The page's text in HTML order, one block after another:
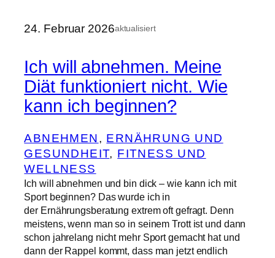
24. Februar 2026aktualisiert
Ich will abnehmen. Meine
Diät funktioniert nicht. Wie
kann ich beginnen?
ABNEHMEN, ERNÄHRUNG UND
GESUNDHEIT, FITNESS UND
WELLNESS
Ich will abnehmen und bin dick – wie kann ich mit
Sport beginnen? Das wurde ich in
der Ernährungsberatung extrem oft gefragt. Denn
meistens, wenn man so in seinem Trott ist und dann
schon jahrelang nicht mehr Sport gemacht hat und
dann der Rappel kommt, dass man jetzt endlich